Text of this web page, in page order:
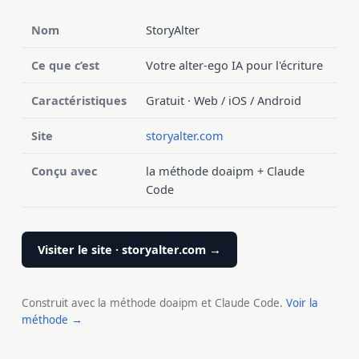
Nom StoryAlter
Ce que c’est Votre alter-ego IA pour l'écriture
Caractéristiques Gratuit · Web / iOS / Android
Site storyalter.com
Conçu avec
la méthode doaipm + Claude
Code
Visiter le site · storyalter.com →
Construit avec la méthode doaipm et Claude Code. Voir la
méthode →